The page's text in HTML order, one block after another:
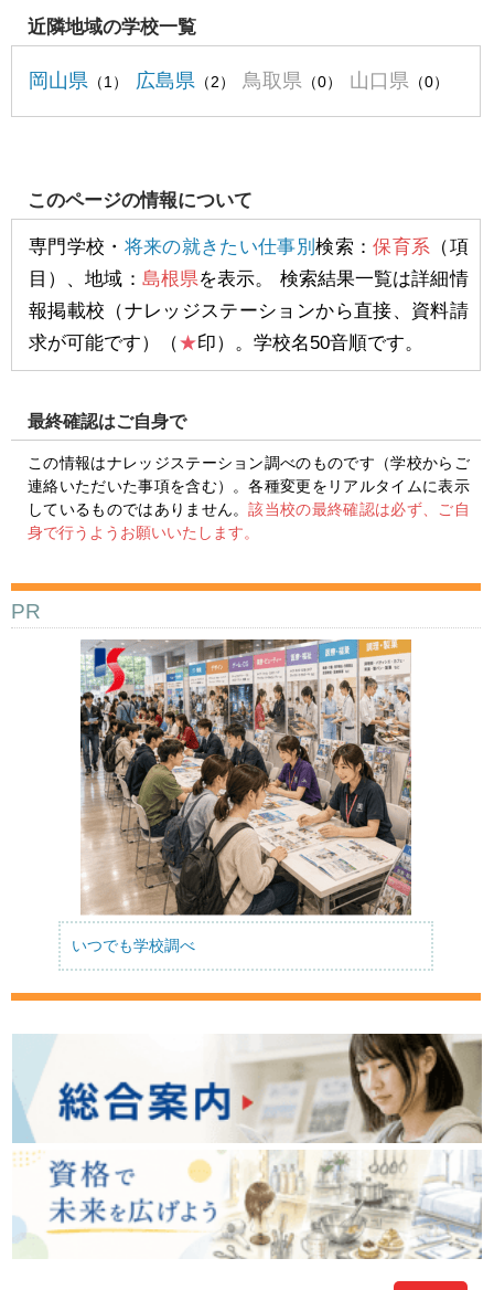
近隣地域の学校一覧
岡山県 （1） 広島県 （2） 鳥取県 （0） 山口県 （0）
このページの情報について
専門学校・ 将来の就きたい仕事別検索：保育系 （項
目）、地域： 島根県を表示。 検索結果一覧は詳細情
報掲載校（ナレッジステーションから直接、資料請
求が可能です）（★印）。学校名50音順です。
最終確認はご自身で
この情報はナレッジステーション調べのものです（学校からご
連絡いただいた事項を含む）。各種変更をリアルタイムに表示
しているものではありません。該当校の最終確認は必ず、ご自
身で行うようお願いいたします。
PR
いつでも学校調べ